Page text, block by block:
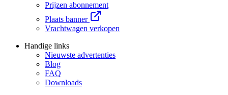
Prijzen abonnement
Plaats banner
Vrachtwagen verkopen
Handige links
Nieuwste advertenties
Blog
FAQ
Downloads